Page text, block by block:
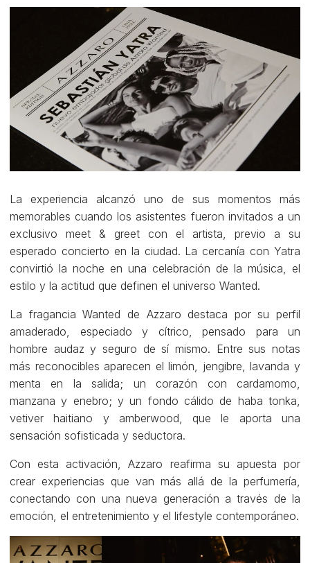
La experiencia alcanzó uno de sus momentos más
memorables cuando los asistentes fueron invitados a un
exclusivo meet & greet con el artista, previo a su
esperado concierto en la ciudad. La cercanía con Yatra
convirtió la noche en una celebración de la música, el
estilo y la actitud que definen el universo Wanted.
La fragancia Wanted de Azzaro destaca por su perfil
amaderado, especiado y cítrico, pensado para un
hombre audaz y seguro de sí mismo. Entre sus notas
más reconocibles aparecen el limón, jengibre, lavanda y
menta en la salida; un corazón con cardamomo,
manzana y enebro; y un fondo cálido de haba tonka,
vetiver haitiano y amberwood, que le aporta una
sensación sofisticada y seductora.
Con esta activación, Azzaro reafirma su apuesta por
crear experiencias que van más allá de la perfumería,
conectando con una nueva generación a través de la
emoción, el entretenimiento y el lifestyle contemporáneo.